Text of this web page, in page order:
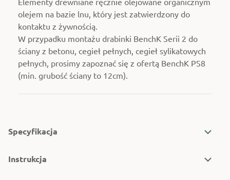
olejem na bazie lnu, który jest zatwierdzony do
kontaktu z żywnością.
W przypadku montażu drabinki BenchK Serii 2 do
ściany z betonu, cegieł pełnych, cegieł sylikatowych
pełnych, prosimy zapoznać się z ofertą BenchK PS8
(min. grubość ściany to 12cm).
Specyfikacja
Instrukcja